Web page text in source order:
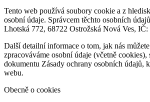
Tento web používá soubory cookie a z
osobní údaje. Správcem těchto osobních
Lhotská 772, 68722 Ostrožská Nová Ves, IČ:
Další detailní informace o tom, jak nás
zpracováváme osobní údaje (včetně cookies),
dokumentu Zásady ochrany osobních údajů,
webu.
Obecně o cookies